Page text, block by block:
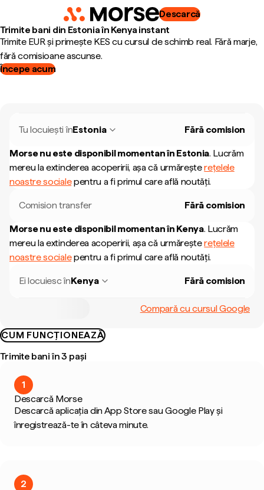
Descarcă
Trimite bani din Estonia în Kenya instant
Trimite EUR și primește KES cu cursul de schimb real. Fără marje,
fără comisioane ascunse.
Începe acum
Tu locuiești înEstonia Fără comision
Morse nu este disponibil momentan în Estonia. Lucrăm
mereu la extinderea acoperirii, așa că urmăreșterețelele
noastre socialepentru a fi primul care află noutăți.
Comision transfer Fără comision
Morse nu este disponibil momentan în Kenya. Lucrăm
mereu la extinderea acoperirii, așa că urmăreșterețelele
noastre socialepentru a fi primul care află noutăți.
Ei locuiesc înKenya Fără comision
Compară cu cursul Google
CUM FUNCȚIONEAZĂ
Trimite bani în 3 pași
1
Descarcă Morse
Descarcă aplicația din App Store sau Google Play și
înregistrează-te în câteva minute.
2